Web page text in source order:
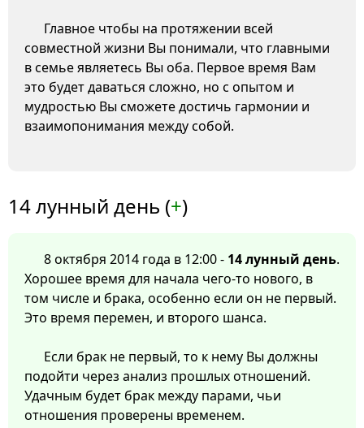
Главное чтобы на протяжении всей
совместной жизни Вы понимали, что главными
в семье являетесь Вы оба. Первое время Вам
это будет даваться сложно, но с опытом и
мудростью Вы сможете достичь гармонии и
взаимопонимания между собой.
14 лунный день (+)
8 октября 2014 года в 12:00 - 14 лунный день.
Хорошее время для начала чего-то нового, в
том числе и брака, особенно если он не первый.
Это время перемен, и второго шанса.
Если брак не первый, то к нему Вы должны
подойти через анализ прошлых отношений.
Удачным будет брак между парами, чьи
отношения проверены временем.